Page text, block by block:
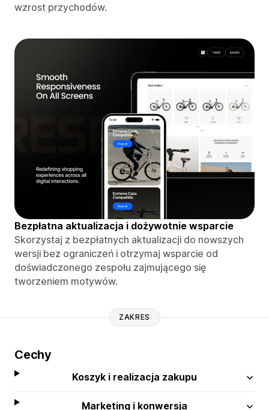
wzrost przychodów.
Bezpłatna aktualizacja i dożywotnie wsparcie
Skorzystaj z bezpłatnych aktualizacji do nowszych
wersji bez ograniczeń i otrzymaj wsparcie od
doświadczonego zespołu zajmującego się
tworzeniem motywów.
ZAKRES
Cechy
Koszyk i realizacja zakupu
Marketing i konwersja